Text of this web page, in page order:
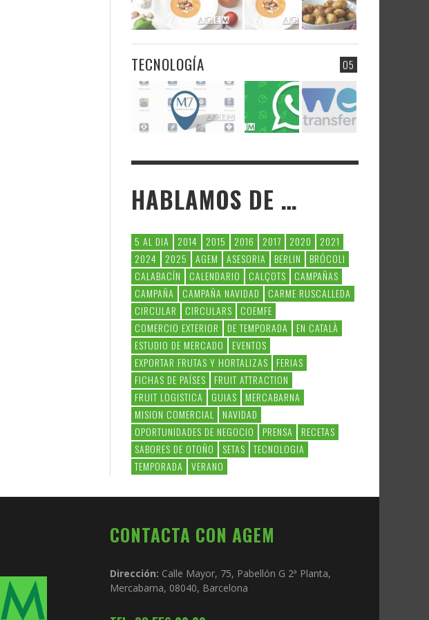
05
TECNOLOGÍA
HABLAMOS DE …
5 AL DIA 2014 2015 2016 2017 2020
2021
2024
2025 AGEM ASESORIA BERLIN
BRÓCOLI
CALABACÍN
CALENDARIO CALÇOTS
CAMPAÑAS
CAMPAÑA
CAMPAÑA NAVIDAD
CARME RUSCALLEDA
CIRCULAR
CIRCULARS
COEMFE
COMERCIO EXTERIOR
DE TEMPORADA
EN CATALÀ
ESTUDIO DE MERCADO
EVENTOS
EXPORTAR FRUTAS Y HORTALIZAS
FERIAS
FICHAS DE PAÍSES
FRUIT ATTRACTION
FRUIT LOGISTICA
GUIAS
MERCABARNA
MISION COMERCIAL
NAVIDAD
OPORTUNIDADES DE NEGOCIO
PRENSA
RECETAS
SABORES DE OTOÑO
SETAS
TECNOLOGIA
TEMPORADA
VERANO
CONTACTA CON AGEM
Dirección: Calle Mayor, 75, Pabellón G 2ª Planta,
Mercabarna, 08040, Barcelona